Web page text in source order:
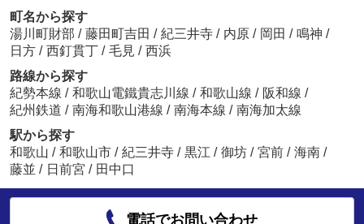
町名から探す
湯川町財部 / 藤田町吉田 / 紀三井寺 / 内原 / 岡田 / 鳴神 /
日方 / 西釘貫丁 / 毛見 / 西浜
路線から探す
紀勢本線 / 和歌山電鐵貴志川線 / 和歌山線 / 阪和線 /
紀州鉄道 / 南海和歌山港線 / 南海本線 / 南海加太線
駅から探す
和歌山 / 和歌山市 / 紀三井寺 / 黒江 / 御坊 / 宮前 / 海南 /
藤並 / 日前宮 / 田中口
電話でお問い合わせ